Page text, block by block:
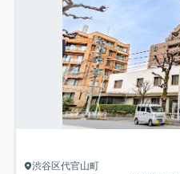
渋谷区代官山町